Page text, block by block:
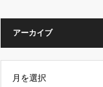
アーカイブ